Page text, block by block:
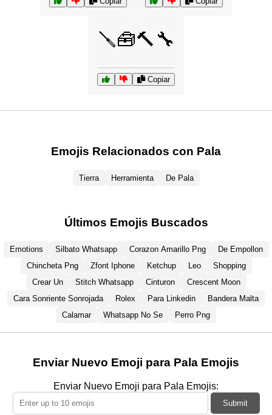
🪛🧰🔨🔧
Copiar
Emojis Relacionados con Pala
Tierra Herramienta De Pala
Últimos Emojis Buscados
Emotions Silbato Whatsapp Corazon Amarillo Png
De Empollon
Chincheta Png
Zfont Iphone Ketchup Leo
Shopping
Crear Un
Stitch Whatsapp Cinturon
Crescent Moon
Cara Sonriente Sonrojada
Rolex Para Linkedin
Bandera Malta
Calamar
Whatsapp No Se Perro Png
Enviar Nuevo Emoji para Pala Emojis
Enviar Nuevo Emoji para Pala Emojis:
Submit